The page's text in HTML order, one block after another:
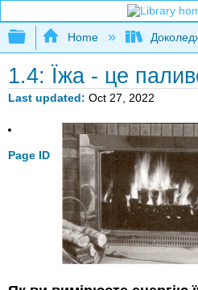
Expand/collapse
Home
1.4: Їжа - це
Last updated Oct 27, 2022
Page ID